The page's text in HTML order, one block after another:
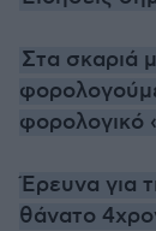
Στα σκαριά
φορολογικό
Έρευνα για
θάνατο